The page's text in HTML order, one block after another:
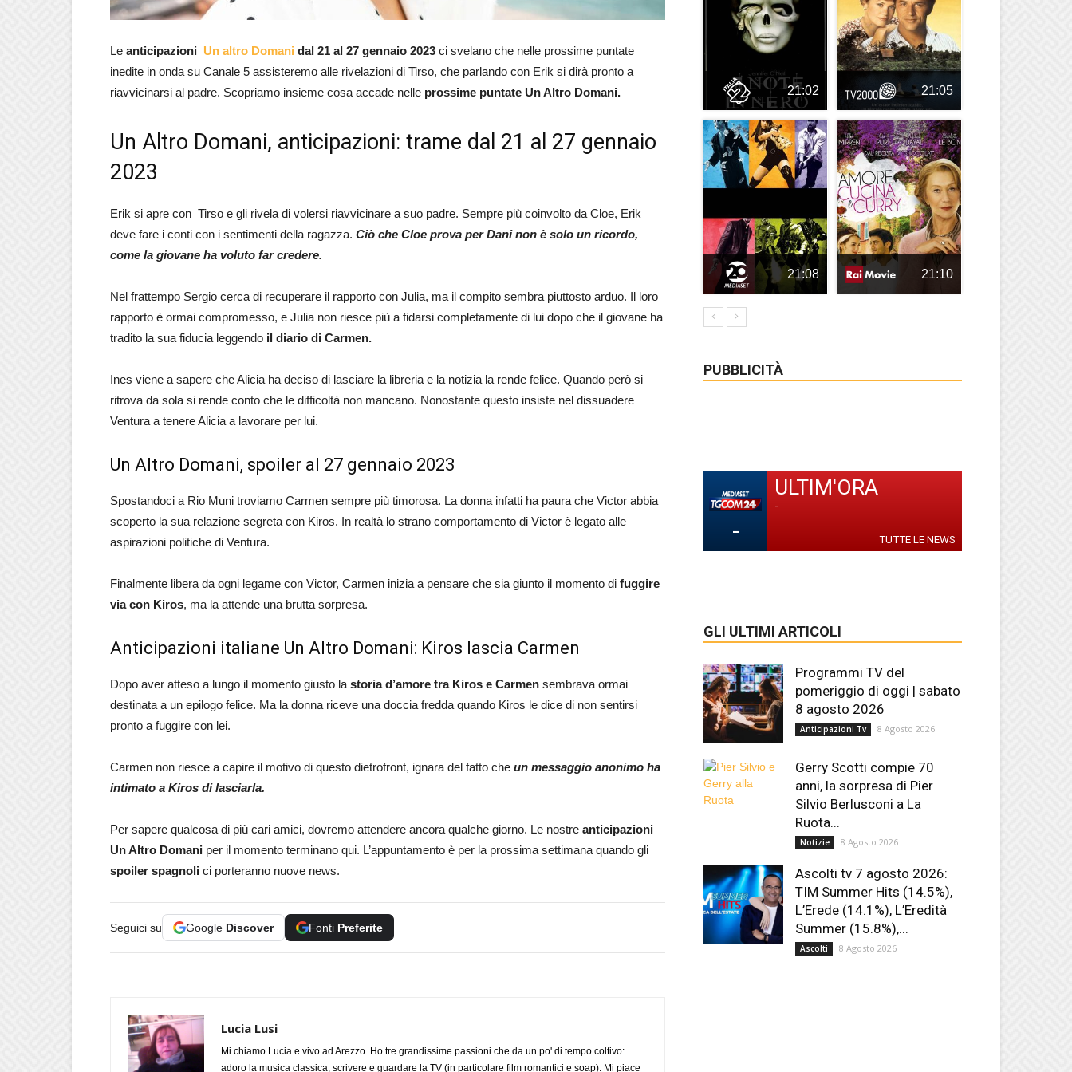
Le anticipazioni Un altro Domani dal 21 al 27 gennaio 2023 ci svelano che nelle prossime puntate
inedite in onda su Canale 5 assisteremo alle rivelazioni di Tirso, che parlando con Erik si dirà pronto a
riavvicinarsi al padre. Scopriamo insieme cosa accade nelle prossime puntate Un Altro Domani.
Un Altro Domani, anticipazioni: trame dal 21 al 27 gennaio
2023
Erik si apre con Tirso e gli rivela di volersi riavvicinare a suo padre. Sempre più coinvolto da Cloe, Erik
deve fare i conti con i sentimenti della ragazza. Ciò che Cloe prova per Dani non è solo un ricordo,
come la giovane ha voluto far credere.
Nel frattempo Sergio cerca di recuperare il rapporto con Julia, ma il compito sembra piuttosto arduo. Il loro
rapporto è ormai compromesso, e Julia non riesce più a fidarsi completamente di lui dopo che il giovane ha
tradito la sua fiducia leggendo il diario di Carmen.
Ines viene a sapere che Alicia ha deciso di lasciare la libreria e la notizia la rende felice. Quando però si
ritrova da sola si rende conto che le difficoltà non mancano. Nonostante questo insiste nel dissuadere
Ventura a tenere Alicia a lavorare per lui.
Un Altro Domani, spoiler al 27 gennaio 2023
Spostandoci a Rio Muni troviamo Carmen sempre più timorosa. La donna infatti ha paura che Victor abbia
scoperto la sua relazione segreta con Kiros. In realtà lo strano comportamento di Victor è legato alle
aspirazioni politiche di Ventura.
Finalmente libera da ogni legame con Victor, Carmen inizia a pensare che sia giunto il momento di fuggire
via con Kiros, ma la attende una brutta sorpresa.
Anticipazioni italiane Un Altro Domani: Kiros lascia Carmen
Dopo aver atteso a lungo il momento giusto la storia d’amore tra Kiros e Carmen sembrava ormai
destinata a un epilogo felice. Ma la donna riceve una doccia fredda quando Kiros le dice di non sentirsi
pronto a fuggire con lei.
Carmen non riesce a capire il motivo di questo dietrofront, ignara del fatto che un messaggio anonimo ha
intimato a Kiros di lasciarla.
Per sapere qualcosa di più cari amici, dovremo attendere ancora qualche giorno. Le nostre anticipazioni
Un Altro Domani per il momento terminano qui. L’appuntamento è per la prossima settimana quando gli
spoiler spagnoli ci porteranno nuove news.
Seguici su Google Discover Fonti Preferite
Lucia Lusi
Mi chiamo Lucia e vivo ad Arezzo. Ho tre grandissime passioni che da un po' di tempo coltivo:
adoro la musica classica, scrivere e guardare la TV (in particolare film romantici e soap). Mi piace
21:02 21:05
21:08 21:10
PUBBLICITÀ
-
ULTIM'ORA
-
TUTTE LE NEWS
GLI ULTIMI ARTICOLI
Programmi TV del
pomeriggio di oggi | sabato
8 agosto 2026
Anticipazioni Tv 8 Agosto 2026
Gerry Scotti compie 70
anni, la sorpresa di Pier
Silvio Berlusconi a La
Ruota...
Notizie 8 Agosto 2026
Ascolti tv 7 agosto 2026:
TIM Summer Hits (14.5%),
L’Erede (14.1%), L’Eredità
Summer (15.8%),...
Ascolti 8 Agosto 2026